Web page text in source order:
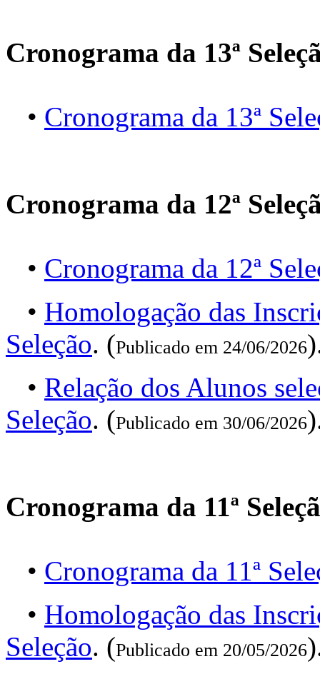
Cronograma da 13ª
• Cronograma da 13ª
Cronograma da 12ª
• Cronograma da 12ª
• Homologação das
Seleção. (Publicado em 24/06/2026
• Relação dos Alunos
Seleção. (Publicado em 30/06/2026
Cronograma da 11ª
• Cronograma da 11ª
• Homologação das
Seleção. (Publicado em 20/05/2026